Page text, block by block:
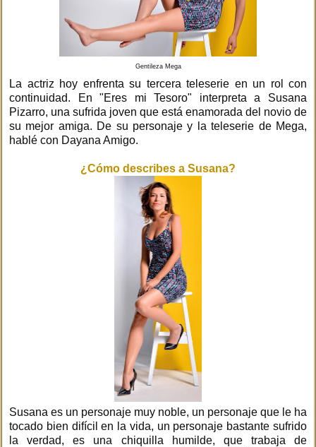
Gentileza Mega
La actriz hoy enfrenta su tercera teleserie en un rol con
continuidad. En "Eres mi Tesoro" interpreta a Susana
Pizarro, una sufrida joven que está enamorada del novio de
su mejor amiga. De su personaje y la teleserie de Mega,
hablé con Dayana Amigo.
¿Cómo describes a Susana?
Susana es un personaje muy noble, un personaje que le ha
tocado bien difícil en la vida, un personaje bastante sufrido
la verdad, es una chiquilla humilde, que trabaja de